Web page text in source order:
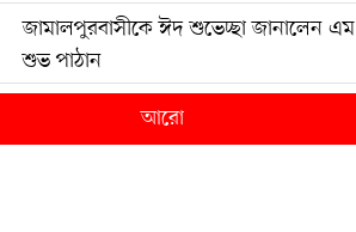
জামালপুরবাসীকে ঈদ শুভেচ্ছা জানালেন এম
শুভ পাঠান
আরো